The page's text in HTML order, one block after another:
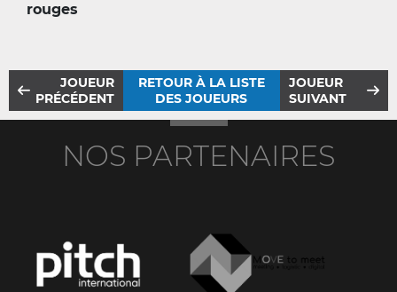
rouges
JOUEUR
PRÉCÉDENT
RETOUR À LA LISTE
DES JOUEURS
JOUEUR
SUIVANT
NOS PARTENAIRES